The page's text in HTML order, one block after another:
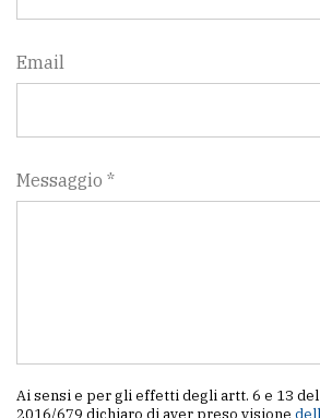
Email
Messaggio *
Ai sensi e per gli effetti degli artt. 6 e 13
2016/679 dichiaro di aver preso visione